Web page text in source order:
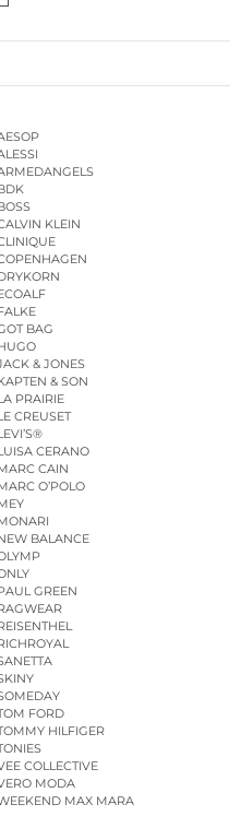
KLEIN
BAG
& JONES
& SON
PRAIRIE
CREUSET
CERANO
CAIN
O’POLO
BALANCE
GREEN
FORD
HILFIGER
COLLECTIVE
MODA
MAX MARA